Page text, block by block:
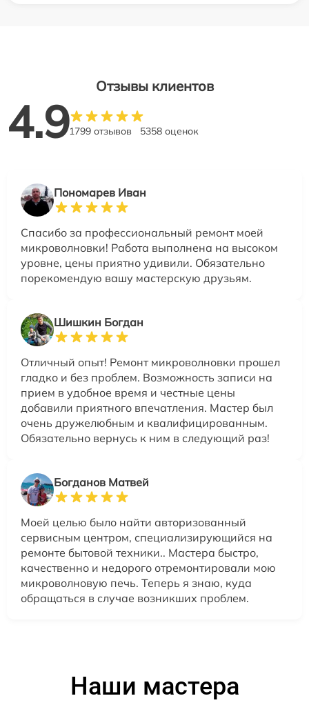
Отзывы клиентов
4.91799 отзывов 5358 оценок
Пономарев Иван
Спасибо за профессиональный ремонт моей
микроволновки! Работа выполнена на высоком
уровне, цены приятно удивили. Обязательно
порекомендую вашу мастерскую друзьям.
Шишкин Богдан
Отличный опыт! Ремонт микроволновки прошел
гладко и без проблем. Возможность записи на
прием в удобное время и честные цены
добавили приятного впечатления. Мастер был
очень дружелюбным и квалифицированным.
Обязательно вернусь к ним в следующий раз!
Богданов Матвей
Моей целью было найти авторизованный
сервисным центром, специализирующийся на
ремонте бытовой техники.. Мастера быстро,
качественно и недорого отремонтировали мою
микроволновую печь. Теперь я знаю, куда
обращаться в случае возникших проблем.
Наши мастера